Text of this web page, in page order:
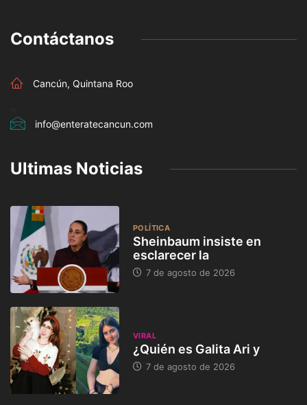
Contáctanos
Cancún, Quintana Roo
info@enteratecancun.com
Ultimas Noticias
POLÍTICA
Sheinbaum insiste en
esclarecer la
7 de agosto de 2026
VIRAL
¿Quién es Galita Ari y
7 de agosto de 2026